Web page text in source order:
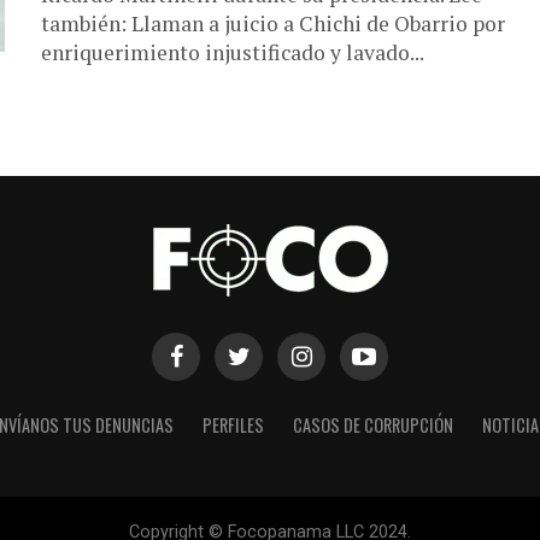
también: Llaman a juicio a Chichi de Obarrio por
enriquerimiento injustificado y lavado...
TUS DENUNCIAS PERFILES CASOS DE CORRUPCIÓN
Copyright © Focopanama LLC 2024.